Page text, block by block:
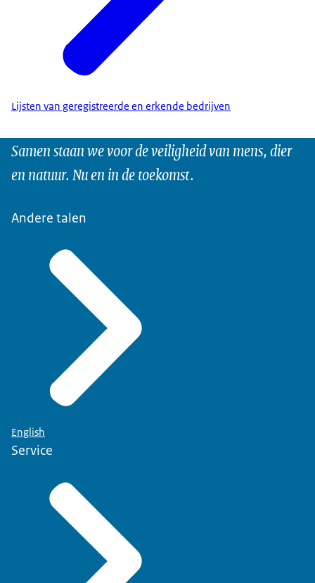
Lijsten van geregistreerde en erkende bedrijven
Samen staan we voor de veiligheid van mens, dier
en natuur. Nu en in de toekomst.
Andere talen
English
Service